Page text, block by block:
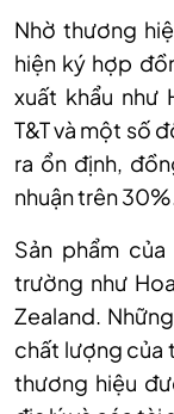
Nhờ thương
hiện ký hợp
xuất khẩu như
T&T và một số
ra ổn định,
nhuận trên
Sản phẩm
trường như
Zealand.
chất lượng của
thương hiệu